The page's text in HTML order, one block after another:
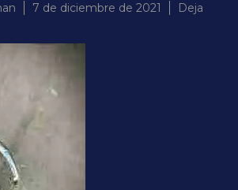
7 de diciembre de 2021
Deja